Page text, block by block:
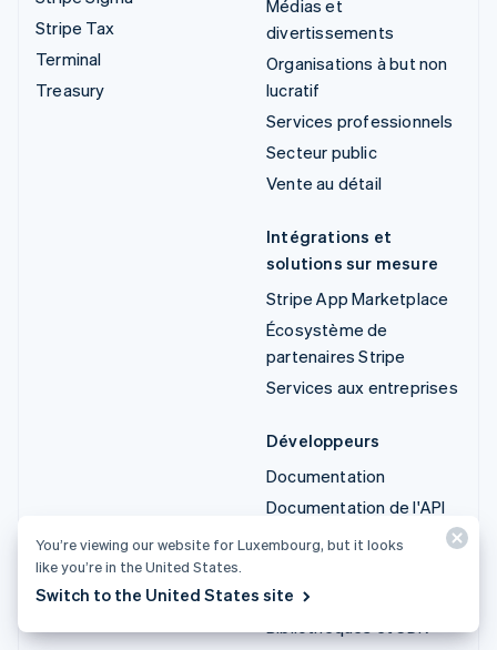
Stripe Tax
Terminal
Treasury
Médias et
divertissements
Organisations à but non
lucratif
Services professionnels
Secteur public
Vente au détail
Intégrations et
solutions sur mesure
Stripe App Marketplace
Écosystème de
partenaires Stripe
Services aux entreprises
Développeurs
Documentation
Documentation de l'API
État de l'API
de l'API
You’re viewing our website for Luxembourg, but it looks
like you’re in the United States.
Switch to the United States site